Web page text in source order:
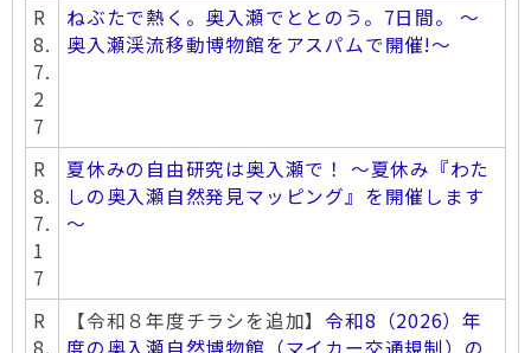
R
8.
7.
2
7
ねぶたで熱く。奥入瀬でととのう。7日間。 ～
奥入瀬渓流移動博物館をアスパムで開催!～
R
8.
7.
1
7
夏休みの自由研究は奥入瀬で！ ～夏休み『わた
しの奥入瀬自然発見マッピング』を開催します
～
R
【令和８年度チラシを追加】令和8（2026）年